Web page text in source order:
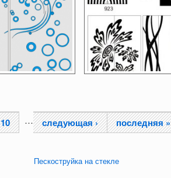
10 … следующая › последняя »
Пескоструйка на стекле